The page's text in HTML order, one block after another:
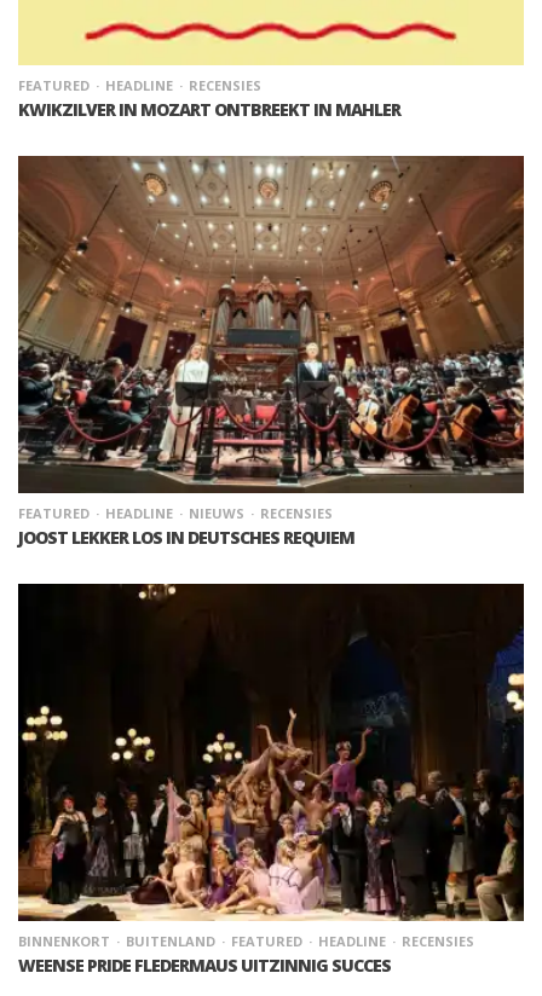
FEATURED HEADLINE RECENSIES
KWIKZILVER IN MOZART ONTBREEKT IN MAHLER
FEATURED HEADLINE NIEUWS RECENSIES
JOOST LEKKER LOS IN DEUTSCHES REQUIEM
BINNENKORT BUITENLAND FEATURED HEADLINE RECENSIES
WEENSE PRIDE FLEDERMAUS UITZINNIG SUCCES